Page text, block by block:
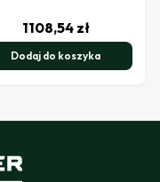
1108,54 zł
Dodaj do koszyka